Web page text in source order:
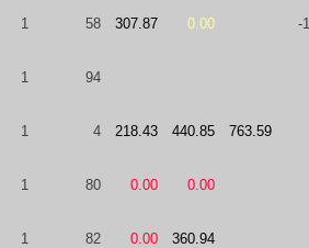
1 58 307.87 0.00 -
1 94
1 4 218.43 440.85 763.59
1 80 0.00 0.00
1 82 0.00 360.94